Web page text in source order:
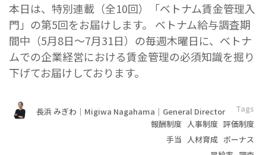
本日は、特別連載（全10回）「ベトナム賃金管理入
門」の第5回をお届けします。 ベトナム給与調査期
間中（5月8日～7月31日）の毎週木曜日に、ベトナ
ムでの企業経営における賃金管理の必須知識を掘り
下げてお届けしております。
長浜 みぎわ｜Migiwa Nagahama｜General Director
Tags
報酬制度 人事制度 評価制度
手当 人材育成 ボーナス